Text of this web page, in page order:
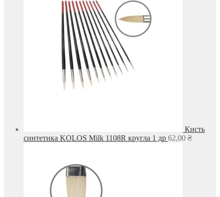
Кисть
синтетика KOLOS Milk 1108R кругла 1 др 62,00 ₴